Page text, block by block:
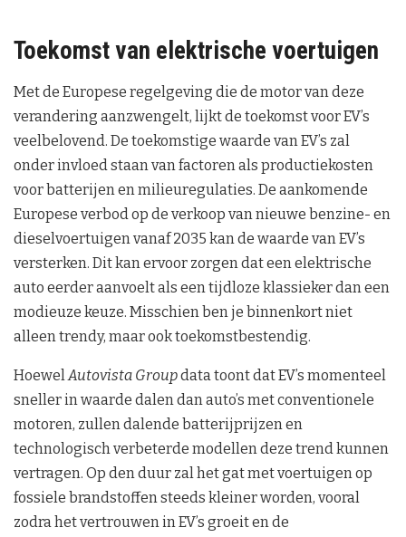
Toekomst van elektrische voertuigen
Met de Europese regelgeving die de motor van deze
verandering aanzwengelt, lijkt de toekomst voor EV’s
veelbelovend. De toekomstige waarde van EV’s zal
onder invloed staan van factoren als productiekosten
voor batterijen en milieuregulaties. De aankomende
Europese verbod op de verkoop van nieuwe benzine- en
dieselvoertuigen vanaf 2035 kan de waarde van EV’s
versterken. Dit kan ervoor zorgen dat een elektrische
auto eerder aanvoelt als een tijdloze klassieker dan een
modieuze keuze. Misschien ben je binnenkort niet
alleen trendy, maar ook toekomstbestendig.
HoewelAutovista Groupdata toont dat EV’s momenteel
sneller in waarde dalen dan auto’s met conventionele
motoren, zullen dalende batterijprijzen en
technologisch verbeterde modellen deze trend kunnen
vertragen. Op den duur zal het gat met voertuigen op
fossiele brandstoffen steeds kleiner worden, vooral
zodra het vertrouwen in EV’s groeit en de